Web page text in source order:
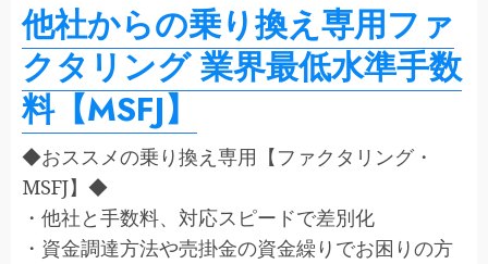
他社からの乗り換え専用ファ
クタリング 業界最低水準手数
料【MSFJ】
◆おススメの乗り換え専用【ファクタリング・
MSFJ】◆
・他社と手数料、対応スピードで差別化
・資金調達方法や売掛金の資金繰りでお困りの方